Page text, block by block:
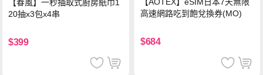
【春風】一秒抽取式廚房紙巾1
20抽x3包x4串
$399
高速網路吃到飽兌換券(MO)
$684